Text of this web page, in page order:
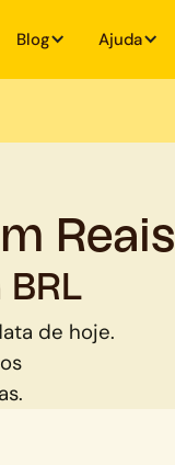
Blog Ajuda
Reais
de hoje.